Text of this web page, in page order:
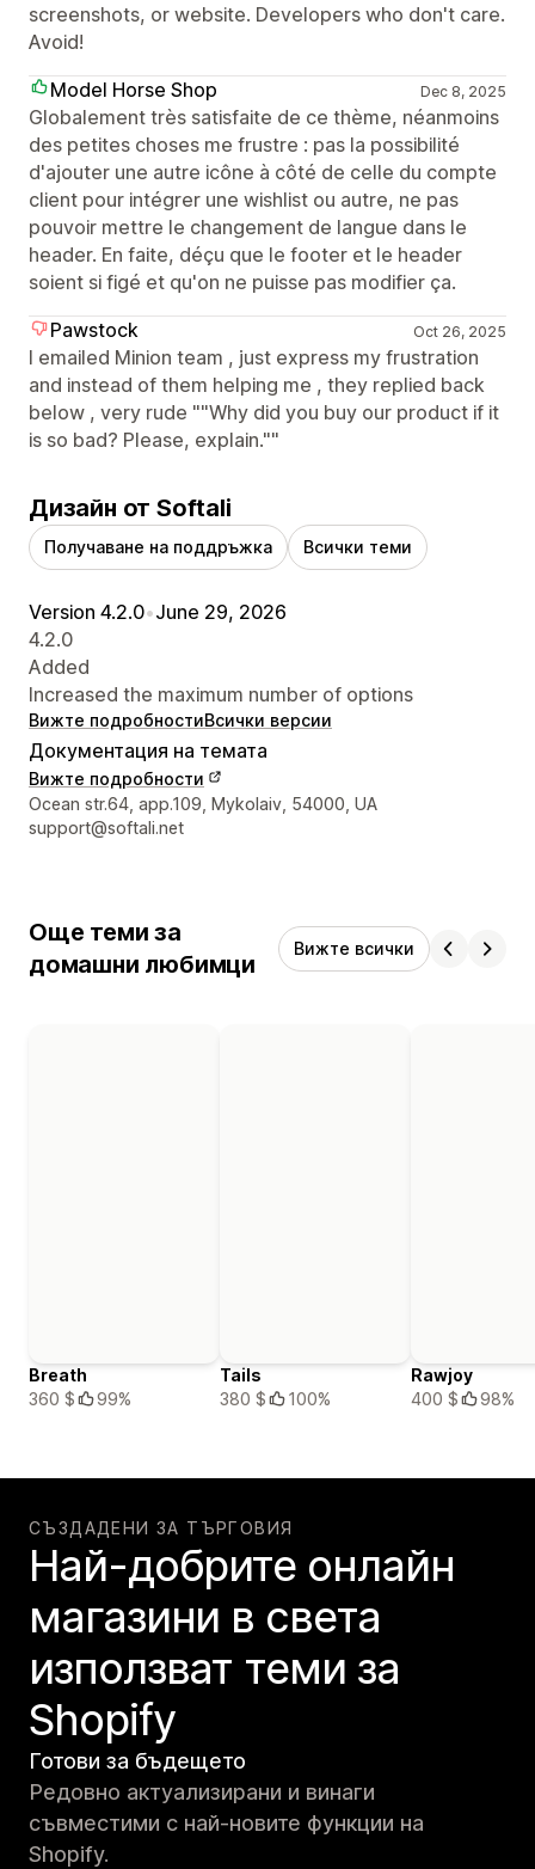
screenshots, or website. Developers who don't care.
Avoid!
Model Horse Shop
Dec 8, 2025
Globalement très satisfaite de ce thème, néanmoins
des petites choses me frustre : pas la possibilité
d'ajouter une autre icône à côté de celle du compte
client pour intégrer une wishlist ou autre, ne pas
pouvoir mettre le changement de langue dans le
header. En faite, déçu que le footer et le header
soient si figé et qu'on ne puisse pas modifier ça.
Pawstock
Oct 26, 2025
I emailed Minion team , just express my frustration
and instead of them helping me , they replied back
below , very rude ""Why did you buy our product if it
is so bad? Please, explain.""
Дизайн от Softali
Получаване на поддръжка Всички теми
Version 4.2.0•June 29, 2026
4.2.0
Added
Increased the maximum number of options
Вижте подробностиВсички версии
Документация на темата
Вижте подробности
Данни за връзка с дизайнера
Ocean str.64, app.109, Mykolaiv, 54000, UA
support@softali.net
Още теми за
домашни любимци
Вижте всички
Breath
360 $
99%
Tails
380 $
100%
Rawjoy
400 $
98%
СЪЗДАДЕНИ ЗА ТЪРГОВИЯ
Най-добрите онлайн
магазини в света
използват теми за
Shopify
Готови за бъдещето
Редовно актуализирани и винаги
съвместими с най-новите функции на
Shopify.